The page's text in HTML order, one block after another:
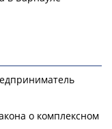
о комплексном